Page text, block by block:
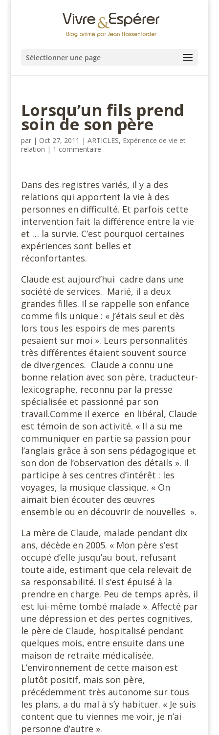
Sélectionner une page
Lorsqu’un fils prend
soin de son père
par | Oct 27, 2011 | ARTICLES, Expérience de vie et
relation | 1 commentaire
Dans des registres variés, il y a des
relations qui apportent la vie à des
personnes en difficulté. Et parfois cette
intervention fait la différence entre la vie
et … la survie. C’est pourquoi certaines
expériences sont belles et
réconfortantes.
Claude est aujourd’hui cadre dans une
société de services. Marié, il a deux
grandes filles. Il se rappelle son enfance
comme fils unique : « J’étais seul et dès
lors tous les espoirs de mes parents
pesaient sur moi ». Leurs personnalités
très différentes étaient souvent source
de divergences. Claude a connu une
bonne relation avec son père, traducteur-
lexicographe, reconnu par la presse
spécialisée et passionné par son
travail.Comme il exerce en libéral, Claude
est témoin de son activité. « Il a su me
communiquer en partie sa passion pour
l’anglais grâce à son sens pédagogique et
son don de l’observation des détails ». Il
participe à ses centres d’intérêt : les
voyages, la musique classique. « On
aimait bien écouter des œuvres
ensemble ou en découvrir de nouvelles ».
La mère de Claude, malade pendant dix
ans, décède en 2005. « Mon père s’est
occupé d’elle jusqu’au bout, refusant
toute aide, estimant que cela relevait de
sa responsabilité. Il s’est épuisé à la
prendre en charge. Peu de temps après, il
est lui-même tombé malade ». Affecté par
une dépression et des pertes cognitives,
le père de Claude, hospitalisé pendant
quelques mois, entre ensuite dans une
maison de retraite médicalisée.
L’environnement de cette maison est
plutôt positif, mais son père,
précédemment très autonome sur tous
les plans, a du mal à s’y habituer. « Je suis
content que tu viennes me voir, je n’ai
personne d’autre ».